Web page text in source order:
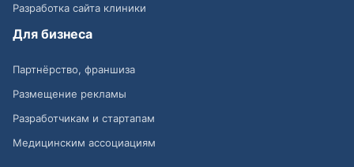
Разработка сайта клиники
Для бизнеса
Партнёрство, франшиза
Размещение рекламы
Разработчикам и стартапам
Медицинским ассоциациям